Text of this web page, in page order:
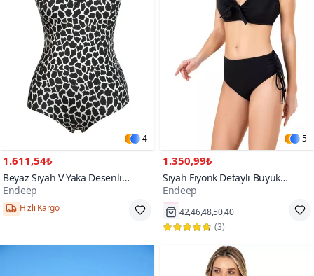
4
1.611,54₺
Beyaz Siyah V Yaka Desenli
Toparlayıcı Mayo
Endeep
Hızlı Kargo
5
1.350,99₺
Siyah Fiyonk Detaylı Büyük
Beden Bikini Takım
Endeep
2000+
42,46,48,50,40
(3)